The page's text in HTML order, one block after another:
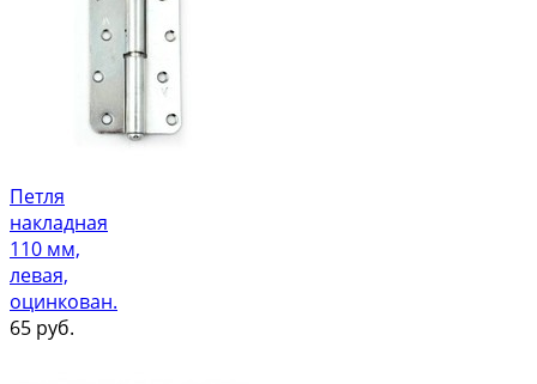
Петля
накладная
110 мм,
левая,
оцинкован.
65 руб.